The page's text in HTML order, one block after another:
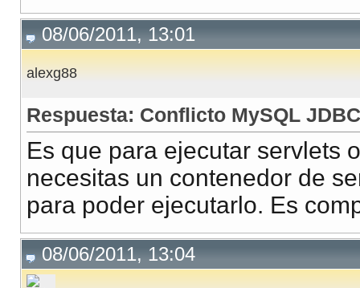
08/06/2011, 13:01
alexg88
Respuesta: Conflicto MySQL JDBC
Es que para ejecutar servlets
necesitas un contenedor de
para poder ejecutarlo. Es
08/06/2011, 13:04